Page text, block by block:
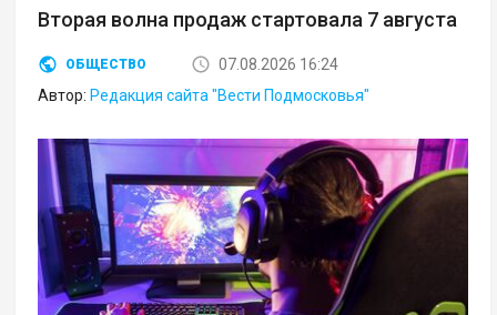
Вторая волна продаж стартовала 7 августа
ОБЩЕСТВО
07.08.2026 16:24
Автор: Редакция сайта "Вести Подмосковья"